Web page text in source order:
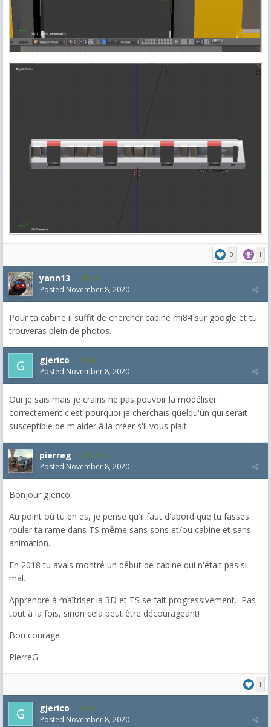
9 1
yann13 950
Posted November 8, 2020
Pour ta cabine il suffit de chercher cabine mi84 sur google et tu
trouveras plein de photos.
gjerico 86
Posted November 8, 2020
Oui je sais mais je crains ne pas pouvoir la modéliser
correctement c'est pourquoi je cherchais quelqu'un qui serait
susceptible de m'aider à la créer s'il vous plait.
pierreg 4,014
Posted November 8, 2020
Bonjour gjerico,
Au point où tu en es, je pense qu'il faut d'abord que tu fasses
rouler ta rame dans TS même sans sons et/ou cabine et sans
animation.
En 2018 tu avais montré un début de cabine qui n'était pas si
mal.
Apprendre à maîtriser la 3D et TS se fait progressivement. Pas
tout à la fois, sinon cela peut être décourageant!
Bon courage
PierreG
1
gjerico 86
Posted November 8, 2020